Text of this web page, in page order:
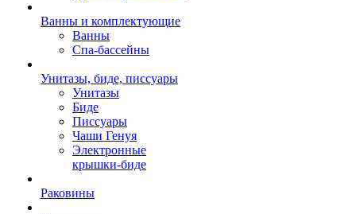
Ванны и комплектующие
Ванны
Спа-бассейны
Унитазы, биде, писсуары
Унитазы
Биде
Писсуары
Чаши Генуя
Электронные
крышки-биде
Раковины